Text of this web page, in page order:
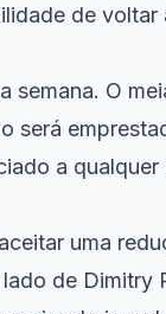
de voltar
semana. O
será
a qualquer
uma
de Dimitry